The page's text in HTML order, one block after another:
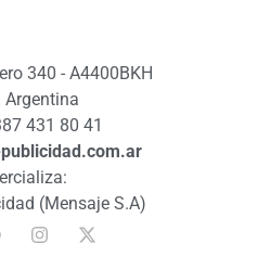
340 - A4400BKH
Argentina
431 80 41
(Mensaje S.A)